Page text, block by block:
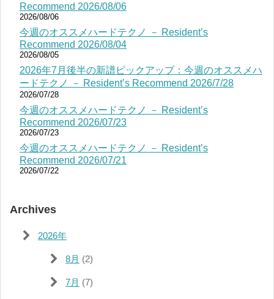
Recommend 2026/08/06
2026/08/06
今週のオススメハードテクノ － Resident’s
Recommend 2026/08/04
2026/08/05
2026年7月後半の新譜ピックアップ：今週のオススメハ
ードテクノ － Resident’s Recommend 2026/7/28
2026/07/28
今週のオススメハードテクノ － Resident’s
Recommend 2026/07/23
2026/07/23
今週のオススメハードテクノ － Resident’s
Recommend 2026/07/21
2026/07/22
Archives
2026年
8月 (2)
7月 (7)